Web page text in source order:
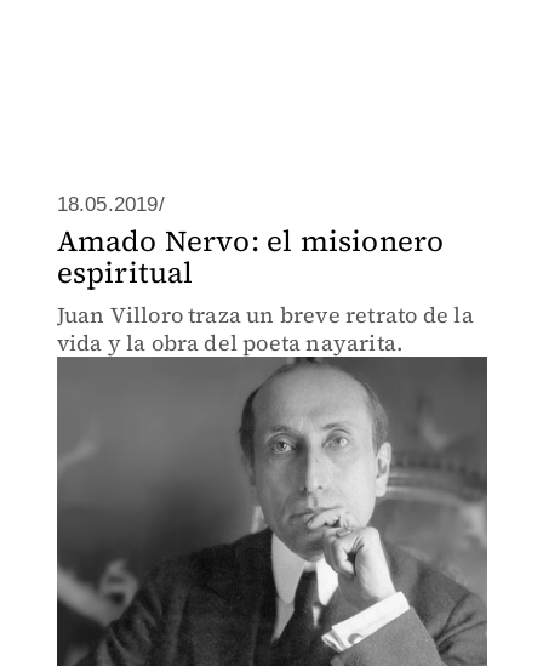
18.05.2019/
Amado Nervo: el misionero
espiritual
Juan Villoro traza un breve retrato de la
vida y la obra del poeta nayarita.